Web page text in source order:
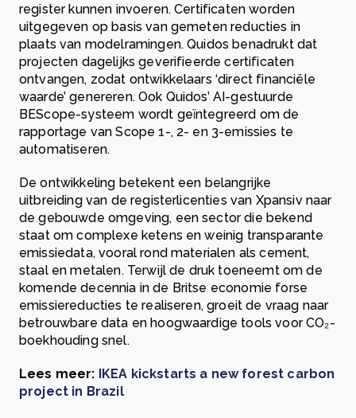
register kunnen invoeren. Certificaten worden
uitgegeven op basis van gemeten reducties in
plaats van modelramingen. Quidos benadrukt dat
projecten dagelijks geverifieerde certificaten
ontvangen, zodat ontwikkelaars ‘direct financiële
waarde’ genereren. Ook Quidos’ AI-gestuurde
BEScope-systeem wordt geïntegreerd om de
rapportage van Scope 1-, 2- en 3-emissies te
automatiseren.
De ontwikkeling betekent een belangrijke
uitbreiding van de registerlicenties van Xpansiv naar
de gebouwde omgeving, een sector die bekend
staat om complexe ketens en weinig transparante
emissiedata, vooral rond materialen als cement,
staal en metalen. Terwijl de druk toeneemt om de
komende decennia in de Britse economie forse
emissiereducties te realiseren, groeit de vraag naar
betrouwbare data en hoogwaardige tools voor CO₂-
boekhouding snel.
Lees meer: IKEA kickstarts a new forest carbon
project in Brazil